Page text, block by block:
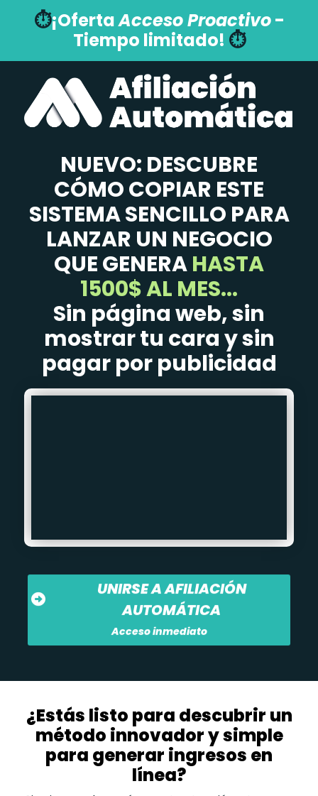
⏱️¡OfertaAcceso Proactivo-
Tiempo limitado! ⏱️
NUEVO: DESCUBRE
CÓMO COPIAR ESTE
SISTEMA SENCILLO PARA
LANZAR UN NEGOCIO
QUE GENERAHASTA
1500$ AL MES...
Sin página web, sin
mostrar tu cara y sin
pagar por publicidad
UNIRSE A AFILIACIÓN
AUTOMÁTICA
Acceso inmediato
¿Estás listo para descubrir un
método innovador y simple
para generar ingresos en
línea?